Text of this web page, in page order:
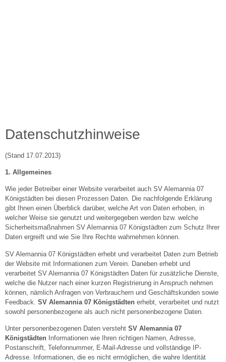
Datenschutzhinweise
(Stand 17.07.2013)
1. Allgemeines
Wie jeder Betreiber einer Website verarbeitet auch SV Alemannia 07
Königstädten bei diesen Prozessen Daten. Die nachfolgende Erklärung
gibt Ihnen einen Überblick darüber, welche Art von Daten erhoben, in
welcher Weise sie genutzt und weitergegeben werden bzw. welche
Sicherheitsmaßnahmen SV Alemannia 07 Königstädten zum Schutz Ihrer
Daten ergreift und wie Sie Ihre Rechte wahrnehmen können.
SV Alemannia 07 Königstädten erhebt und verarbeitet Daten zum Betrieb
der Website mit Informationen zum Verein. Daneben erhebt und
verarbeitet SV Alemannia 07 Königstädten Daten für zusätzliche Dienste,
welche die Nutzer nach einer kurzen Registrierung in Anspruch nehmen
können, nämlich Anfragen von Verbrauchern und Geschäftskunden sowie
Feedback. SV Alemannia 07 Königstädten erhebt, verarbeitet und nutzt
sowohl personenbezogene als auch nicht personenbezogene Daten.
Unter personenbezogenen Daten versteht SV Alemannia 07
Königstädten Informationen wie Ihren richtigen Namen, Adresse,
Postanschrift, Telefonnummer, E-Mail-Adresse und vollständige IP-
Adresse. Informationen, die es nicht ermöglichen, die wahre Identität